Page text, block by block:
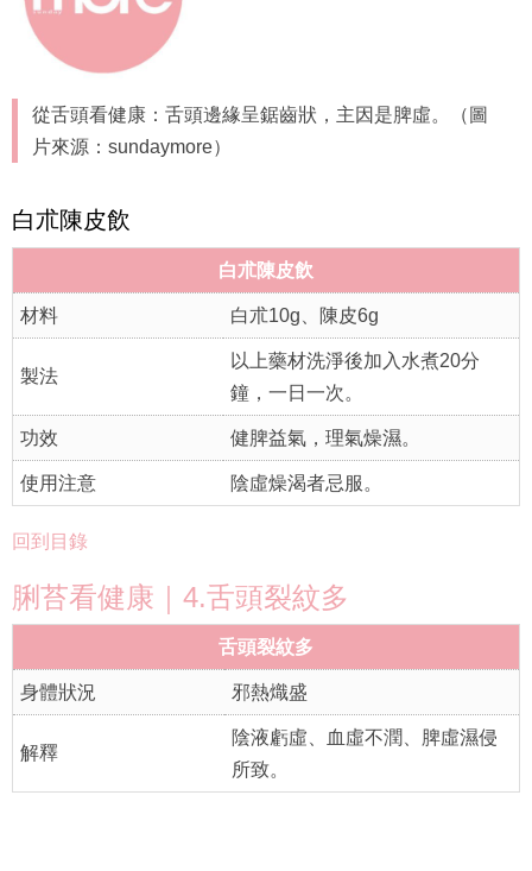
從舌頭看健康：舌頭邊緣呈鋸齒狀，主因是脾虛。（圖
片來源：sundaymore）
白朮陳皮飲
白朮陳皮飲
材料 白朮10g、陳皮6g
製法
以上藥材洗淨後加入水煮20分
鐘，一日一次。
功效 健脾益氣，理氣燥濕。
使用注意 陰虛燥渴者忌服。
回到目錄
脷苔看健康｜4.舌頭裂紋多
舌頭裂紋多
身體狀況 邪熱熾盛
解釋
陰液虧虛、血虛不潤、脾虛濕侵
所致。